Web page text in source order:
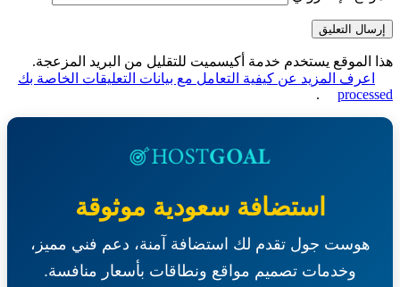
يستخدم خدمة أكيسميت للتقليل من البريد المزعجة.
المزيد عن كيفية التعامل مع بيانات التعليقات الخاصة بك
.
استضافة سعودية موثوقة
هوست جول تقدم لك استضافة آمنة، دعم فني مميز،
وخدمات تصميم مواقع ونطاقات بأسعار منافسة.